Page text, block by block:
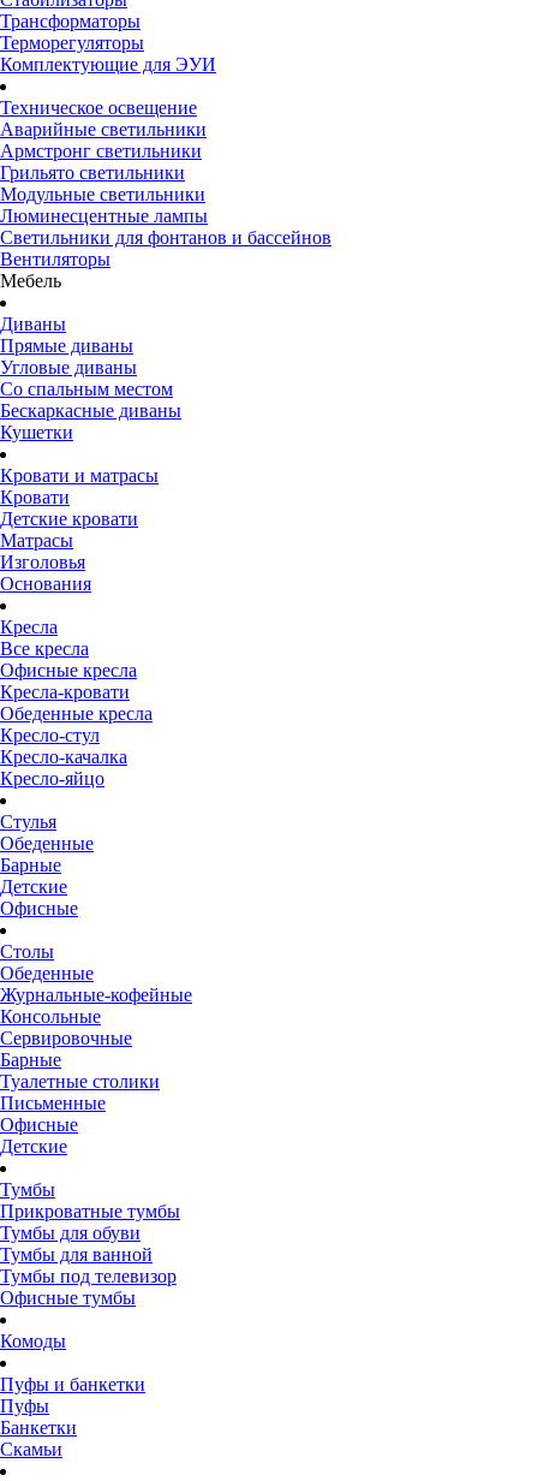
Трансформаторы
Терморегуляторы
Комплектующие для ЭУИ
Техническое освещение
Аварийные светильники
Армстронг светильники
Грильято светильники
Модульные светильники
Люминесцентные лампы
Светильники для фонтанов и бассейнов
Вентиляторы
Мебель
Диваны
Прямые диваны
Угловые диваны
Со спальным местом
Бескаркасные диваны
Кушетки
Кровати и матрасы
Кровати
Детские кровати
Матрасы
Изголовья
Основания
Кресла
Все кресла
Офисные кресла
Кресла-кровати
Обеденные кресла
Кресло-стул
Кресло-качалка
Кресло-яйцо
Стулья
Обеденные
Барные
Детские
Офисные
Столы
Обеденные
Журнальные-кофейные
Консольные
Сервировочные
Барные
Туалетные столики
Письменные
Офисные
Детские
Тумбы
Прикроватные тумбы
Тумбы для обуви
Тумбы для ванной
Тумбы под телевизор
Офисные тумбы
Комоды
Пуфы и банкетки
Пуфы
Банкетки
Скамьи